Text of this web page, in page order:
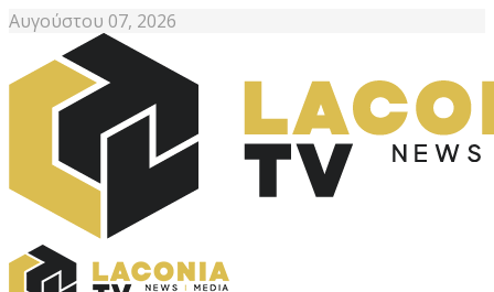
Αυγούστου 07, 2026